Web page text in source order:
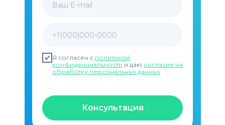
Ваш E-mail
+1(000)000-0000
Я согласен с политикой
конфиденциальности и даю согласие на
обработку персональных данных
Консультация